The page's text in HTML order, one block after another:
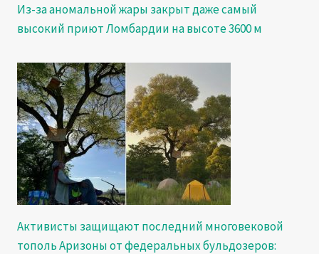
Из-за аномальной жары закрыт даже самый
высокий приют Ломбардии на высоте 3600 м
Активисты защищают последний многовековой
тополь Аризоны от федеральных бульдозеров: